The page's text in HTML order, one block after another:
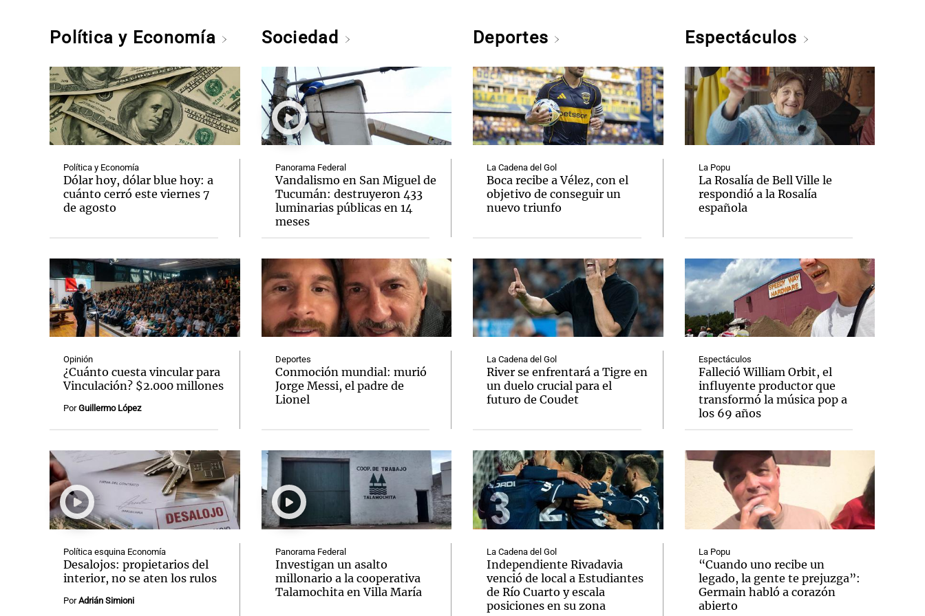
Política y Economía
Política y Economía
Dólar hoy, dólar blue hoy: a
cuánto cerró este viernes 7
de agosto
Opinión
¿Cuánto cuesta vincular para
Vinculación? $2.000 millones
PorGuillermo López
Política esquina Economía
Desalojos: propietarios del
interior, no se aten los rulos
PorAdrián Simioni
Sociedad
Panorama Federal
Vandalismo en San Miguel de
Tucumán: destruyeron 433
luminarias públicas en 14
meses
Deportes
Conmoción mundial: murió
Jorge Messi, el padre de
Lionel
Panorama Federal
Investigan un asalto
millonario a la cooperativa
Talamochita en Villa María
Deportes
La Cadena del Gol
Boca recibe a Vélez, con el
objetivo de conseguir un
nuevo triunfo
La Cadena del Gol
River se enfrentará a Tigre en
un duelo crucial para el
futuro de Coudet
La Cadena del Gol
Independiente Rivadavia
venció de local a Estudiantes
de Río Cuarto y escala
posiciones en su zona
Espectáculos
La Popu
La Rosalía de Bell Ville le
respondió a la Rosalía
española
Espectáculos
Falleció William Orbit, el
influyente productor que
transformó la música pop a
los 69 años
La Popu
“Cuando uno recibe un
legado, la gente te prejuzga”:
Germain habló a corazón
abierto
Notas
El huracán de Arequito Cadena 3 en Groenlandia
Notas